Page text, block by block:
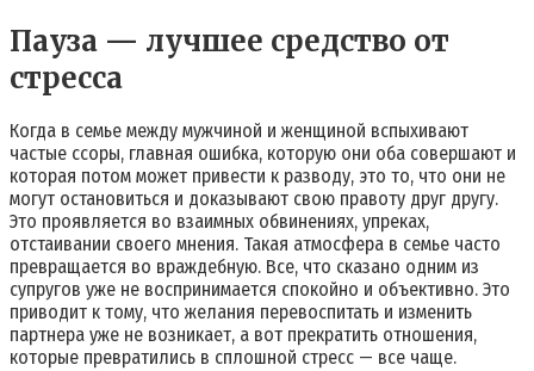
Пауза — лучшее средство от
стресса
Когда в семье между мужчиной и женщиной вспыхивают
частые ссоры, главная ошибка, которую они оба совершают и
которая потом может привести к разводу, это то, что они не
могут остановиться и доказывают свою правоту друг другу.
Это проявляется во взаимных обвинениях, упреках,
отстаивании своего мнения. Такая атмосфера в семье часто
превращается во враждебную. Все, что сказано одним из
супругов уже не воспринимается спокойно и объективно. Это
приводит к тому, что желания перевоспитать и изменить
партнера уже не возникает, а вот прекратить отношения,
которые превратились в сплошной стресс — все чаще.